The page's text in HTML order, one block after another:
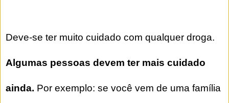
Deve-se ter muito cuidado com qualquer droga.
Algumas pessoas devem ter mais cuidado
ainda. Por exemplo: se você vem de uma família